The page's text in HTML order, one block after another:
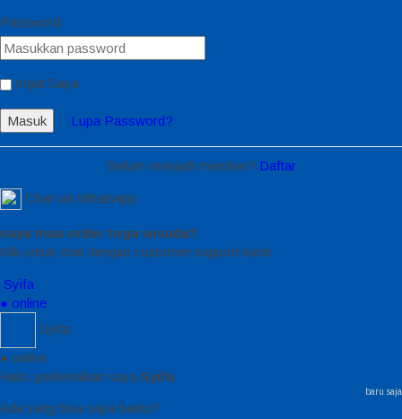
Password
Ingat Saya
Masuk Lupa Password?
Belum menjadi member? Daftar
Chat via Whatsapp
saya mau order toga wisuda?
Klik untuk chat dengan customer support kami
Syifa
● online
Syifa
● online
Halo, perkenalkan saya Syifa
baru saja
Ada yang bisa saya bantu?